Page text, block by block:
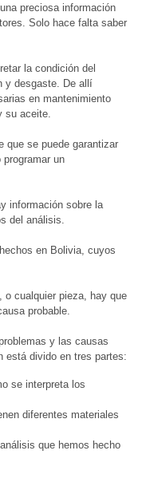
preciosa información
Solo hace falta saber
la condición del
y desgaste. De allí
en mantenimiento
su aceite.
que se puede garantizar
un
información sobre la
del análisis.
en Bolivia, cuyos
cualquier pieza, hay que
probable.
y las causas
está divido en tres partes:
se interpreta los
diferentes materiales
que hemos hecho